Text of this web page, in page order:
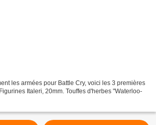
les armées pour Battle Cry, voici les 3 premières
Italeri, 20mm. Touffes d'herbes "Waterloo-